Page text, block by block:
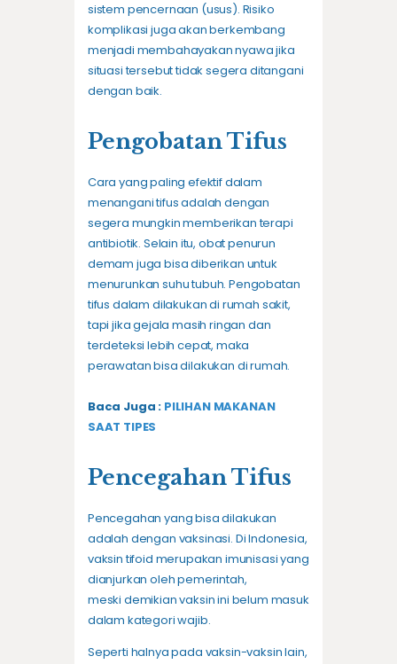
sistem pencernaan (usus). Risiko
komplikasi juga akan berkembang
menjadi membahayakan nyawa jika
situasi tersebut tidak segera ditangani
dengan baik.
Pengobatan Tifus
Cara yang paling efektif dalam
menangani tifus adalah dengan
segera mungkin memberikan terapi
antibiotik. Selain itu, obat penurun
demam juga bisa diberikan untuk
menurunkan suhu tubuh. Pengobatan
tifus dalam dilakukan di rumah sakit,
tapi jika gejala masih ringan dan
terdeteksi lebih cepat, maka
perawatan bisa dilakukan di rumah.
Baca Juga : PILIHAN MAKANAN
SAAT TIPES
Pencegahan Tifus
Pencegahan yang bisa dilakukan
adalah dengan vaksinasi. Di Indonesia,
vaksin tifoid merupakan imunisasi yang
dianjurkan oleh pemerintah,
meski demikian vaksin ini belum masuk
dalam kategori wajib.
Seperti halnya pada vaksin-vaksin lain,